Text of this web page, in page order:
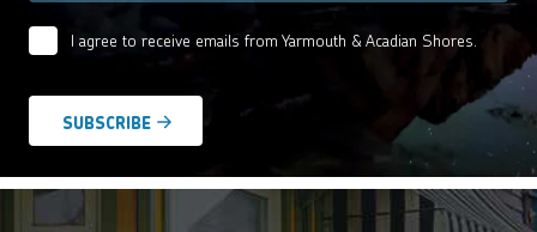
Email
I agree to receive emails from Yarmouth & Acadian Shores.